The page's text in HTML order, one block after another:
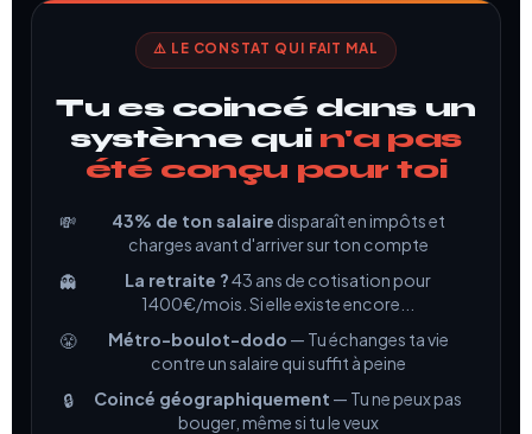
⚠️ LE CONSTAT QUI FAIT MAL
Tu es coincé dans un
système qui n'a pas
été conçu pour toi
💸 43% de ton salaire disparaît en impôts et
charges avant d'arriver sur ton compte
👻
La retraite ?43 ans de cotisation pour
1400€/mois. Si elle existe encore...
😤
Métro-boulot-dodo — Tu échanges ta vie
contre un salaire qui suffit à peine
🔒
Coincé géographiquement — Tu ne peux pas
bouger, même si tu le veux